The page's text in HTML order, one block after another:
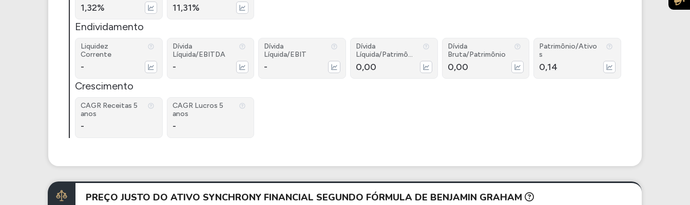
1,32% 11,31%
Endividamento
Liquidez
Corrente
-
Dívida
Líquida/EBITDA
-
Dívida
Líquida/EBIT
-
Dívida
Líquida/Patrimôni
o
0,00
Dívida
Bruta/Patrimônio
0,00
Patrimônio/Ativo
s
0,14
Crescimento
CAGR Receitas 5
anos
-
CAGR Lucros 5
anos
-
PREÇO JUSTO DO ATIVO SYNCHRONY FINANCIAL SEGUNDO FÓRMULA DE BENJAMIN GRAHAM